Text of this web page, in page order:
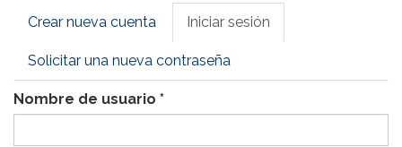
Solapas
Crear nueva cuenta Iniciar sesión
activa)
Solicitar una nueva contraseña
Nombre de usuario *